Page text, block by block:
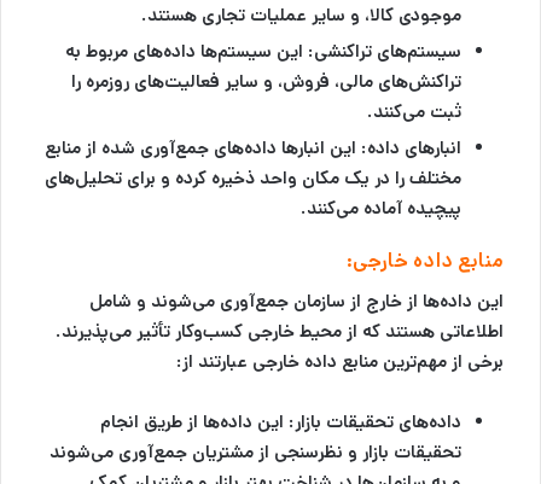
موجودی کالا، و سایر عملیات تجاری هستند.
سیستم‌های تراکنشی: این سیستم‌ها داده‌های مربوط به
تراکنش‌های مالی، فروش، و سایر فعالیت‌های روزمره را
ثبت می‌کنند.
انبارهای داده: این انبارها داده‌های جمع‌آوری شده از منابع
مختلف را در یک مکان واحد ذخیره کرده و برای تحلیل‌های
پیچیده آماده می‌کنند.
منابع داده خارجی:
این داده‌ها از خارج از سازمان جمع‌آوری می‌شوند و شامل
اطلاعاتی هستند که از محیط خارجی کسب‌وکار تأثیر می‌پذیرند.
برخی از مهم‌ترین منابع داده خارجی عبارتند از:
داده‌های تحقیقات بازار: این داده‌ها از طریق انجام
تحقیقات بازار و نظرسنجی از مشتریان جمع‌آوری می‌شوند